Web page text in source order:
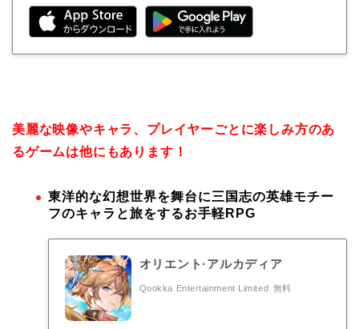
美麗な映像やキャラ、プレイヤーごとに楽しみ方のあ
るゲームは他にもあります！
東洋的な幻想世界を舞台に三国志の英雄モチー
フのキャラと旅をするお手軽RPG
オリエント·アルカディア
Qookka Entertainment Limited 無料